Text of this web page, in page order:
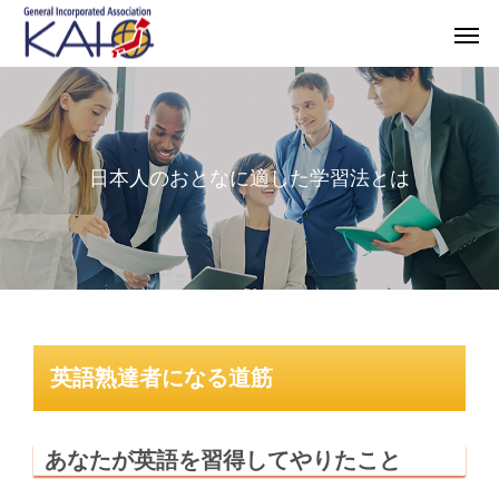
日本人のおとなに適した学習法とは
英語熟達者になる道筋
あなたが英語を習得してやりたこと